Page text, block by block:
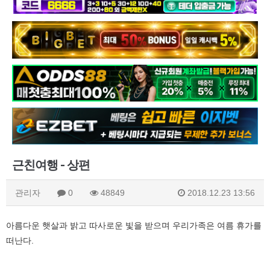
근친여행 - 상편
관리자 0 48849 2018.12.23 13:56
아름다운 햇살과 밝고 따사로운 빛을 받으며 우리가족은 여름 휴가를
떠난다.